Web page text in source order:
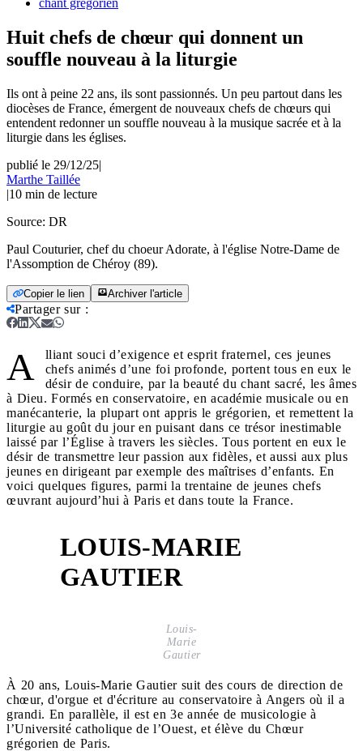
chant gregorien
Huit chefs de chœur qui donnent un
souffle nouveau à la liturgie
Ils ont à peine 22 ans, ils sont passionnés. Un peu partout dans les
diocèses de France, émergent de nouveaux chefs de chœurs qui
entendent redonner un souffle nouveau à la musique sacrée et à la
liturgie dans les églises.
publié le 29/12/25|
Marthe Taillée
|10 min de lecture
Source: DR
Paul Couturier, chef du choeur Adorate, à l'église Notre-Dame de
l'Assomption de Chéroy (89).
Copier le lien Archiver l'article
Partager sur:
A
lliant souci d’exigence et esprit fraternel, ces jeunes
chefs animés d’une foi profonde, portent tous en eux le
désir de conduire, par la beauté du chant sacré, les âmes
à Dieu. Formés en conservatoire, en académie musicale ou en
manécanterie, la plupart ont appris le grégorien, et remettent la
liturgie au goût du jour en puisant dans ce trésor inestimable
laissé par l’Église à travers les siècles. Tous portent en eux le
désir de transmettre leur passion aux fidèles, et aussi aux plus
jeunes en dirigeant par exemple des maîtrises d’enfants. En
voici quelques figures, parmi la trentaine de jeunes chefs
œuvrant aujourd’hui à Paris et dans toute la France.
LOUIS-MARIE
GAUTIER
Louis-
Marie
Gautier
À 20 ans, Louis-Marie Gautier suit des cours de direction de
chœur, d'orgue et d'écriture au conservatoire à Angers où il a
grandi. En parallèle, il est en 3e année de musicologie à
l’Université catholique de l’Ouest, et élève du Chœur
grégorien de Paris.